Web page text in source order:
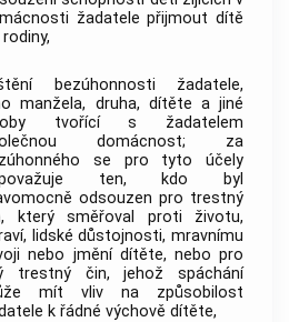
žadatele přijmout dítě
bezúhonnosti žadatele,
manžela, druha, dítěte a jiné
tvořící s žadatelem
domácnost; za
se pro tyto účely
ten, kdo byl
odsouzen pro trestný
který směřoval proti životu,
lidské důstojnosti, mravnímu
nebo jmění dítěte, nebo pro
trestný čin, jehož spáchání
mít vliv na způsobilost
k řádné výchově dítěte,